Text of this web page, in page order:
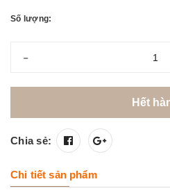
Số lượng:
-
Hết
Chia sẻ:
Chi tiết sản phẩm